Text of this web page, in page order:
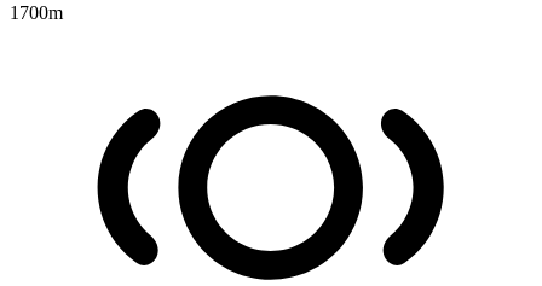
1700m